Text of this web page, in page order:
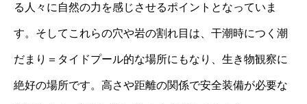
る人々に自然の力を感じさせるポイントとなっていま
す。そしてこれらの穴や岩の割れ目は、干潮時につく潮
だまり＝タイドプール的な場所にもなり、生き物観察に
絶好の場所です。高さや距離の関係で安全装備が必要な